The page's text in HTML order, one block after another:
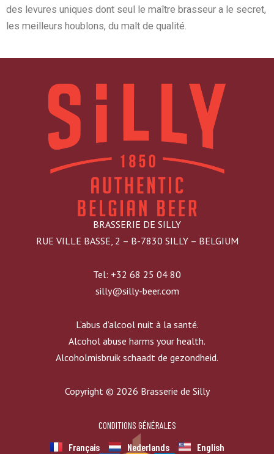
des levures uniques dont seul le maître brasseur a le secret,
les meilleurs houblons, du malt de qualité.
BRASSERIE DE SILLY
RUE VILLE BASSE, 2 – B-7830 SILLY – BELGIUM
Tel: +32 68 25 04 80
silly@silly-beer.com
L’abus d’alcool nuit à la santé.
Alcohol abuse harms your health.
Alcoholmisbruik schaadt de gezondheid.
Copyright © 2026 Brasserie de Silly
CONDITIONS GÉNÉRALES
Français
Nederlands English